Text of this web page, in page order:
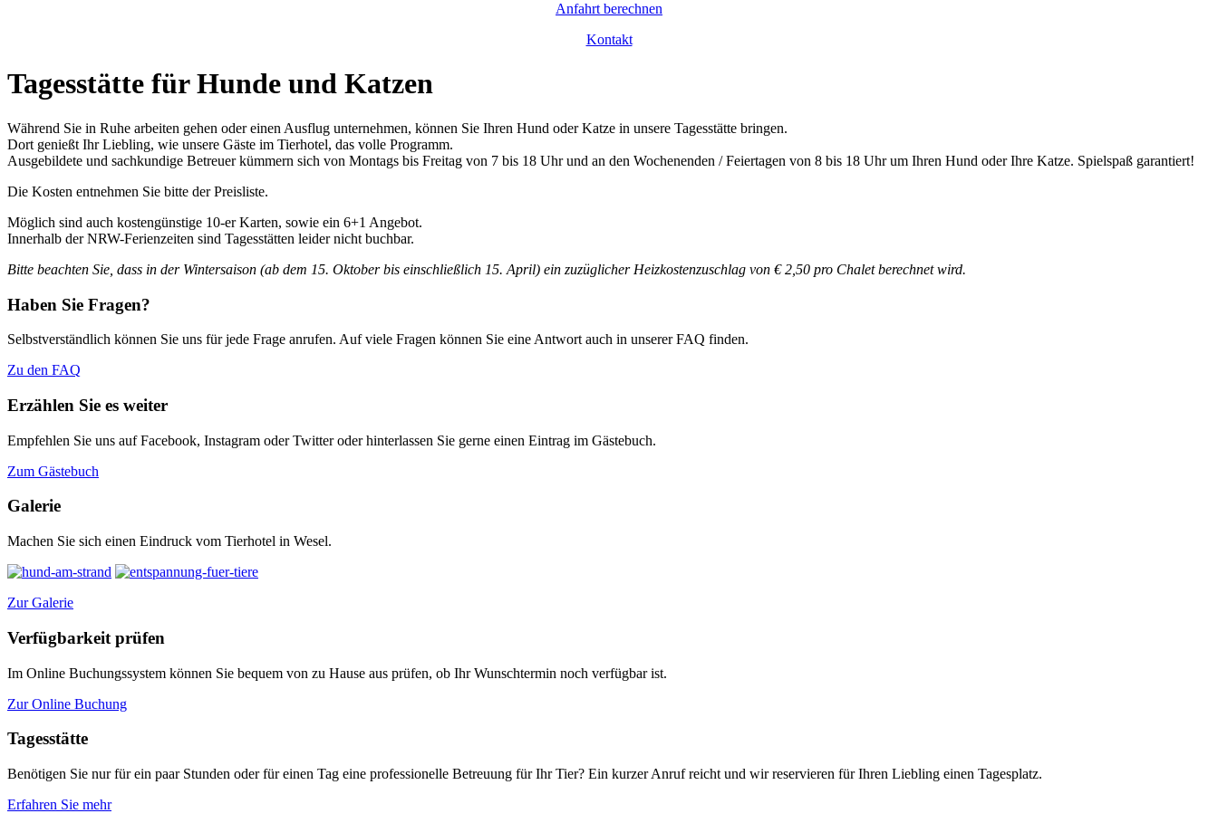
Anfahrt berechnen
Kontakt
Tagesstätte für Hunde und Katzen
Während Sie in Ruhe arbeiten gehen oder einen Ausflug unternehmen, können Sie Ihren Hund oder Katze in unsere Tagesstätte bringen.
Dort genießt Ihr Liebling, wie unsere Gäste im Tierhotel, das volle Programm.
Ausgebildete und sachkundige Betreuer kümmern sich von Montags bis Freitag von 7 bis 18 Uhr und an den Wochenenden / Feiertagen von 8 bis 18 Uhr um Ihren Hund oder Ihre Katze. Spielspaß garantiert!
Die Kosten entnehmen Sie bitte der Preisliste.
Möglich sind auch kostengünstige 10-er Karten, sowie ein 6+1 Angebot.
Innerhalb der NRW-Ferienzeiten sind Tagesstätten leider nicht buchbar.
Bitte beachten Sie, dass in der Wintersaison (ab dem 15. Oktober bis einschließlich 15. April) ein zuzüglicher Heizkostenzuschlag von € 2,50 pro Chalet berechnet wird.
Haben Sie Fragen?
Selbstverständlich können Sie uns für jede Frage anrufen. Auf viele Fragen können Sie eine Antwort auch in unserer FAQ finden.
Zu den FAQ
Erzählen Sie es weiter
Empfehlen Sie uns auf Facebook, Instagram oder Twitter oder hinterlassen Sie gerne einen Eintrag im Gästebuch.
Zum Gästebuch
Galerie
Machen Sie sich einen Eindruck vom Tierhotel in Wesel.
Zur Galerie
Verfügbarkeit prüfen
Im Online Buchungssystem können Sie bequem von zu Hause aus prüfen, ob Ihr Wunschtermin noch verfügbar ist.
Zur Online Buchung
Tagesstätte
Benötigen Sie nur für ein paar Stunden oder für einen Tag eine professionelle Betreuung für Ihr Tier? Ein kurzer Anruf reicht und wir reservieren für Ihren Liebling einen Tagesplatz.
Erfahren Sie mehr